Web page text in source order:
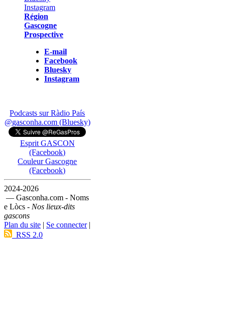
Région
Gascogne
Prospective
E-mail
Facebook
Bluesky
Instagram
Podcasts sur Ràdio País
@gasconha.com (Bluesky)
Esprit GASCON
(Facebook)
Couleur Gascogne
(Facebook)
2024-2026
— Gasconha.com - Noms
e Lòcs - Nos lieux-dits
gascons
Plan du site | Se connecter|
RSS 2.0